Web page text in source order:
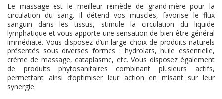
Le massage est le meilleur remède de grand-mère pour la
circulation du sang. Il détend vos muscles, favorise le flux
sanguin dans les tissus, stimule la circulation du liquide
lymphatique et vous apporte une sensation de bien-être général
immédiate. Vous disposez d’un large choix de produits naturels
présentés sous diverses formes : hydrolats, huile essentielle,
crème de massage, cataplasme, etc. Vous disposez également
de produits phytosanitaires combinant plusieurs actifs,
permettant ainsi d’optimiser leur action en misant sur leur
synergie.